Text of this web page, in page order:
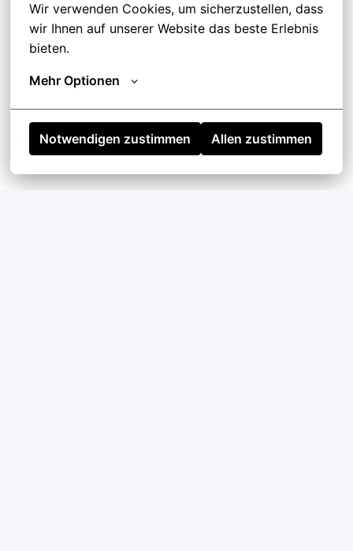
Wir verwenden Cookies, um sicherzustellen, dass
wir Ihnen auf unserer Website das beste Erlebnis
bieten.
Mehr Optionen
Notwendigen zustimmen Allen zustimmen
Alle mit*gekennzeichneten Felder sind Pflichtfelder.